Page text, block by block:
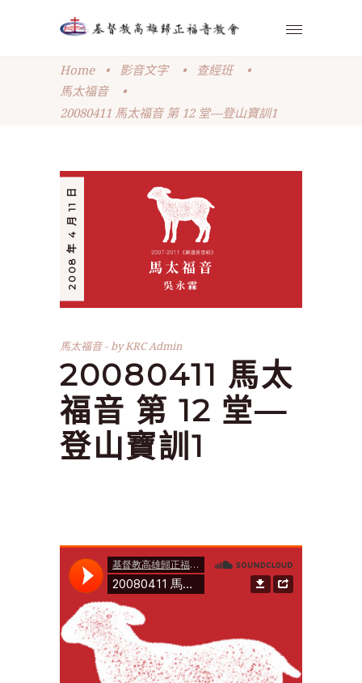
Home • 影音文字 • 查經班
•
馬太福音
•
20080411 馬太福音 第 12 堂—登山寶訓1
2008 年 4 月 11 日
馬太福音 byKRC Admin
20080411 馬太
福音 第 12 堂—
登山寶訓1